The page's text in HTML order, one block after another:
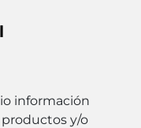
información
y/o